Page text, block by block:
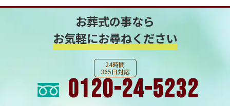
お葬式の事なら
お気軽にお尋ねください
24時間
365日対応
0120-24-5232